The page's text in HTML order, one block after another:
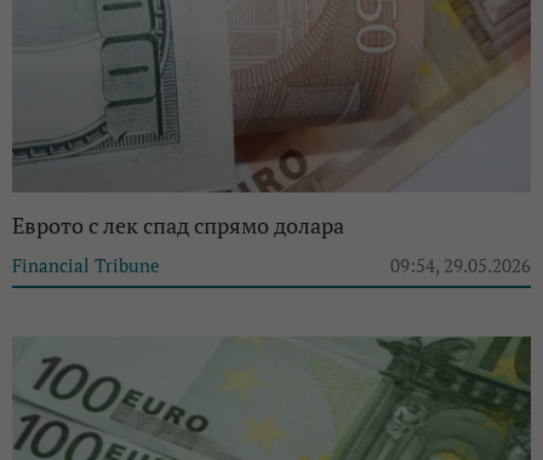
Еврото с лек спад спрямо долара
Financial Tribune 09:54, 29.05.2026